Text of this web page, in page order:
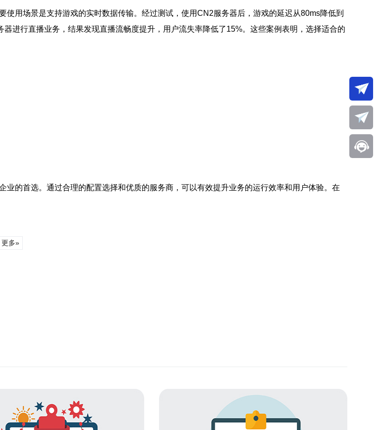
用场景是支持游戏的实时数据传输。经过测试，使用CN2服务器后，游戏的延迟从80ms降低到
进行直播业务，结果发现直播流畅度提升，用户流失率降低了15%。这些案例表明，选择适合的
业的首选。通过合理的配置选择和优质的服务商，可以有效提升业务的运行效率和用户体验。在
更多»